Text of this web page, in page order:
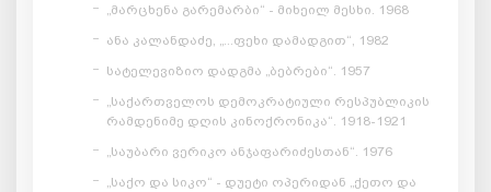
„მარცხენა გარემარბი“ - მიხეილ მესხი. 1968
ანა კალანდაძე, „...ფეხი დამადგით“, 1982
სატელევიზიო დადგმა „ბებრები“. 1957
„საქართველოს დემოკრატიული რესპუბლიკის
რამდენიმე დღის კინოქრონიკა“. 1918-1921
„საუბარი ვერიკო ანჯაფარიძესთან“. 1976
„საქო და სიკო“ - დუეტი ოპერიდან „ქეთო და